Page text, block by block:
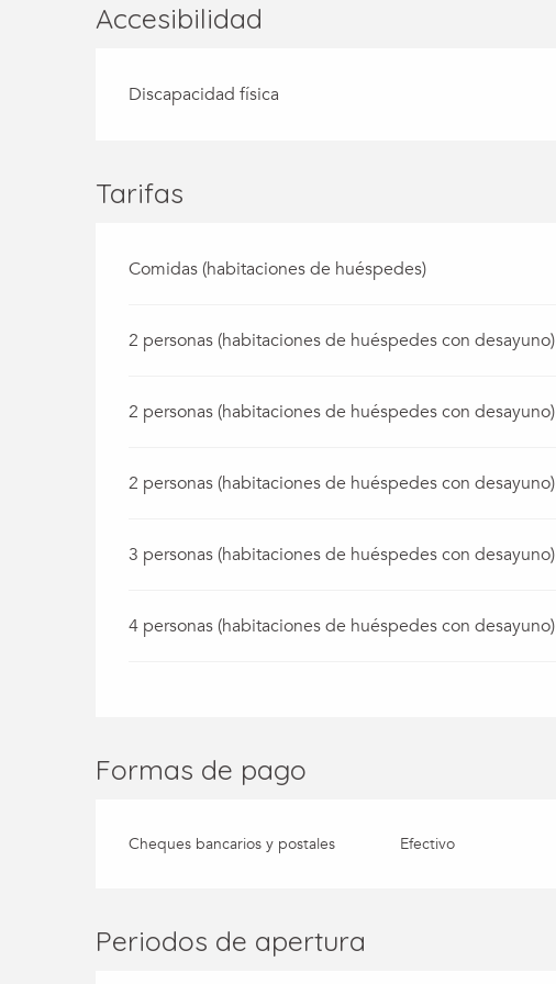
Accesibilidad
Discapacidad física
Tarifas
Comidas (habitaciones de huéspedes)
2 personas (habitaciones de huéspedes con desayuno)
2 personas (habitaciones de huéspedes con desayuno)
2 personas (habitaciones de huéspedes con desayuno)
3 personas (habitaciones de huéspedes con desayuno)
4 personas (habitaciones de huéspedes con desayuno)
Formas de pago
Cheques bancarios y postales Efectivo
Periodos de apertura